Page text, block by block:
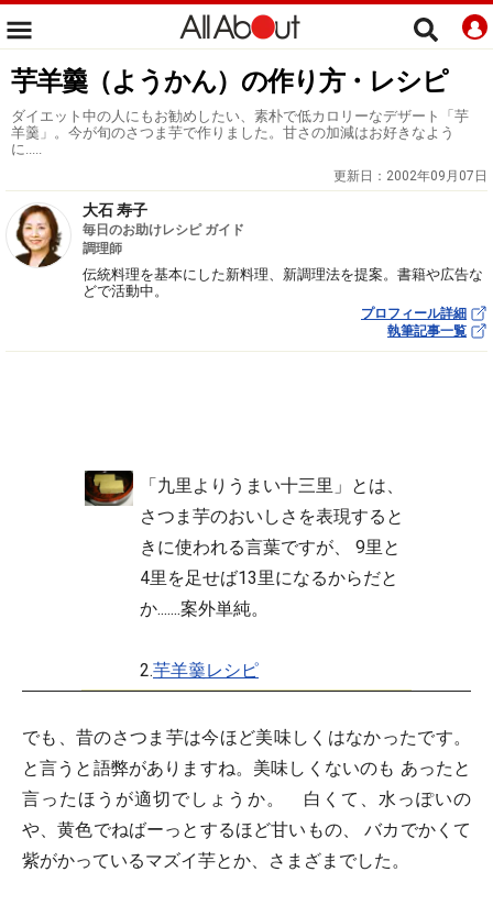
芋羊羹（ようかん）の作り方・レシピ
ダイエット中の人にもお勧めしたい、素朴で低カロリーなデザート「芋
羊羹」。今が旬のさつま芋で作りました。甘さの加減はお好きなよう
に.....
更新日： 2002年09月07日
大石 寿子
毎日のお助けレシピ ガイド
調理師
伝統料理を基本にした新料理、新調理法を提案。書籍や広告な
どで活動中。
プロフィール詳細
執筆記事一覧
「九里よりうまい十三里」とは、
さつま芋のおいしさを表現すると
きに使われる言葉ですが、 9里と
4里を足せば13里になるからだと
か.......案外単純。
2.芋羊羹レシピ
でも、昔のさつま芋は今ほど美味しくはなかったです。
と言うと語弊がありますね。美味しくないのも あったと
言ったほうが適切でしょうか。 白くて、水っぽいの
や、黄色でねばーっとするほど甘いもの、 バカでかくて
紫がかっているマズイ芋とか、さまざまでした。